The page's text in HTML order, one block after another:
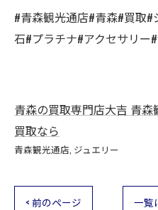
#青森観光通店#青森#買取
石#プラチナ#アクセサリー
青森の買取専門店大吉 青森
買取なら
青森観光通店 ジュエリー
< 前のページ 一覧